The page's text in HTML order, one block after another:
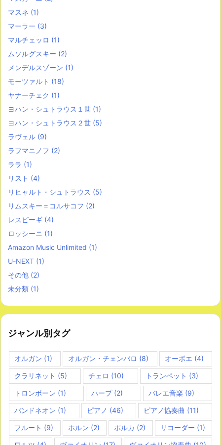
マスネ (1)
マーラー (3)
マルチェッロ (1)
ムソルグスキー (2)
メンデルスゾーン (1)
モーツァルト (18)
ヤナーチェク (1)
ヨハン・シュトラウス１世 (1)
ヨハン・シュトラウス２世 (5)
ラヴェル (9)
ラフマニノフ (2)
ララ (1)
リスト (4)
リヒャルト・シュトラウス (5)
リムスキー＝コルサコフ (2)
レスピーギ (4)
ロッシーニ (1)
Amazon Music Unlimited (1)
U-NEXT (1)
その他 (2)
未分類 (1)
ジャンル別タグ
オルガン (1) オルガン・チェンバロ (8) オーボエ (4)
クラリネット (5) チェロ (10) トランペット (3)
トロンボーン (1) ハープ(2) バレエ音楽 (9)
バンドネオン (1) ピアノ (46) ピアノ協奏曲 (11)
フルート (9) ホルン (2) ポルカ (2) リコーダー (1)